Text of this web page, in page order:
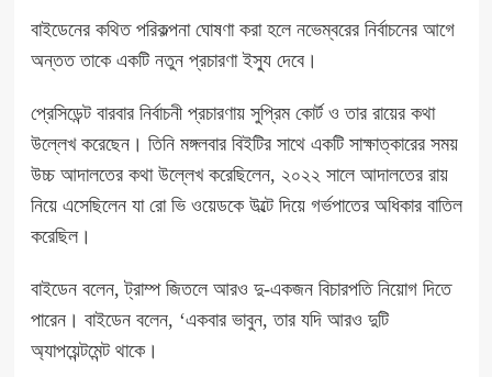
বাইডেনের কথিত পরিকল্পনা ঘোষণা করা হলে নভেম্বরের নির্বাচনের আগে
অন্তত তাকে একটি নতুন প্রচারণা ইস্যু দেবে।
প্রেসিডেন্ট বারবার নির্বাচনী প্রচারণায় সুপ্রিম কোর্ট ও তার রায়ের কথা
উল্লেখ করেছেন। তিনি মঙ্গলবার বিইটির সাথে একটি সাক্ষাত্কারের সময়
উচ্চ আদালতের কথা উল্লেখ করেছিলেন, ২০২২ সালে আদালতের রায়
নিয়ে এসেছিলেন যা রো ভি ওয়েডকে উল্টে দিয়ে গর্ভপাতের অধিকার বাতিল
করেছিল।
বাইডেন বলেন, ট্রাম্প জিতলে আরও দু-একজন বিচারপতি নিয়োগ দিতে
পারেন। বাইডেন বলেন, ‘একবার ভাবুন, তার যদি আরও দুটি
অ্যাপয়েন্টমেন্ট থাকে।